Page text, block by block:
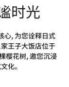
时光
心, 为您诠释日式
王子大饭店位于
樱花树, 邀您沉浸
化。